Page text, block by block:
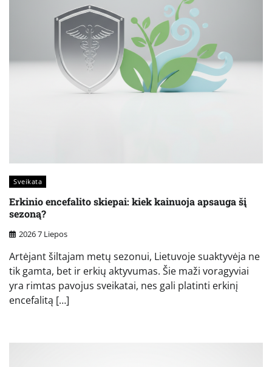
Sveikata
Erkinio encefalito skiepai: kiek kainuoja apsauga šį
sezoną?
2026 7 Liepos
Artėjant šiltajam metų sezonui, Lietuvoje suaktyvėja ne
tik gamta, bet ir erkių aktyvumas. Šie maži voragyviai
yra rimtas pavojus sveikatai, nes gali platinti erkinį
encefalitą […]